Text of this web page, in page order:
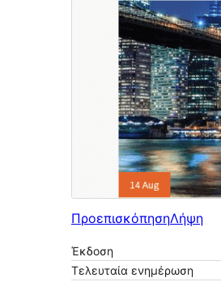
ΠροεπισκόπησηΛήψη
Έκδοση
Τελευταία ενημέρωση